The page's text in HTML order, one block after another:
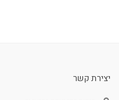
יצירת קשר